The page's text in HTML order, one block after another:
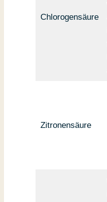
Chlorogensäure
Zitronensäure